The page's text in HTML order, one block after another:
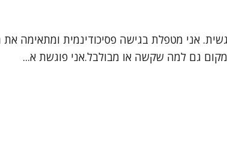
אני מטפלת בגישה פסיכודינמית ומתאימה
גם למה שקשה או מבולבל.אני פוגשת א...